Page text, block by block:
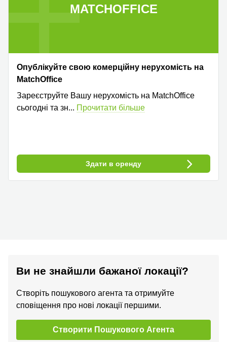
MATCHOFFICE
Опублікуйте свою комерційну нерухомість на
MatchOffice
Зареєструйте Вашу нерухомість на MatchOffice
сьогодні та зн... Прочитати більше
Здати в оренду
Ви не знайшли бажаної локації?
Створіть пошукового агента та отримуйте
сповіщення про нові локації першими.
Створити Пошукового Агента